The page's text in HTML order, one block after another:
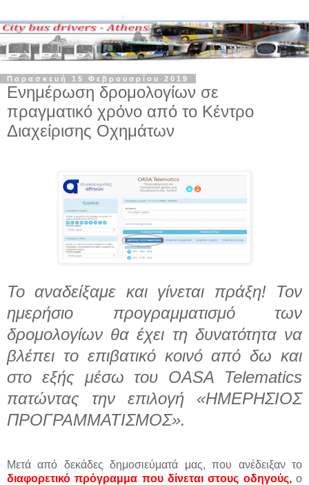
Παρασκευή 15 Φεβρουαρίου 2019
Ενημέρωση δρομολογίων σε
πραγματικό χρόνο από το Κέντρο
Διαχείρισης Οχημάτων
Το αναδείξαμε και γίνεται πράξη! Τον
ημερήσιο προγραμματισμό των
δρομολογίων θα έχει τη δυνατότητα να
βλέπει το επιβατικό κοινό από δω και
στο εξής μέσω του OASA Telematics
πατώντας την επιλογή «ΗΜΕΡΗΣΙΟΣ
ΠΡΟΓΡΑΜΜΑΤΙΣΜΟΣ».
Μετά από δεκάδες δημοσιεύματά μας, που ανέδειξαν το
διαφορετικό πρόγραμμα που δίνεται στους οδηγούς,ο